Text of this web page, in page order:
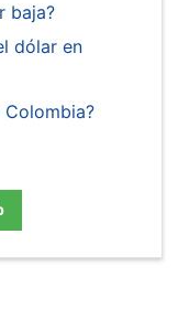
baja?
dólar en